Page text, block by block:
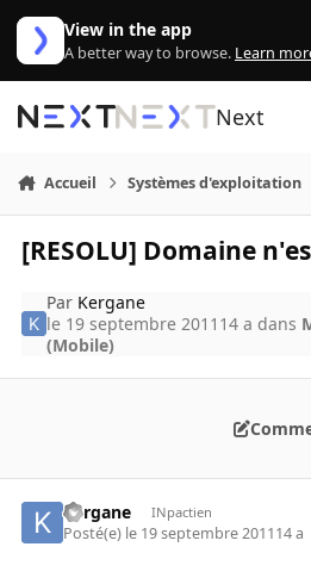
Aller au contenu
View in the app
A better way to browse. Learn
Next
Accueil Systèmes d'exploitation
[RESOLU] Domaine
Par Kergane
le 19 septembre 2011 14 a dans
(Mobile)
Kergane INpactien
Posté(e) le 19 septembre 201114 a